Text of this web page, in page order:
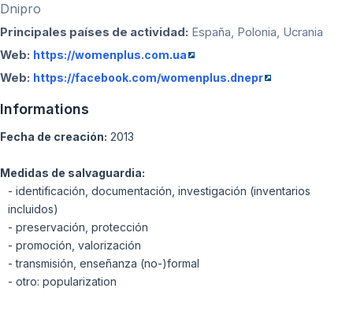
Dnipro
Principales países de actividad: España, Polonia, Ucrania
Web: https://womenplus.com.ua
Web: https://facebook.com/womenplus.dnepr
Informations
Fecha de creación: 2013
Medidas de salvaguardia:
- identificación, documentación, investigación (inventarios
incluidos)
- preservación, protección
- promoción, valorización
- transmisión, enseñanza (no-)formal
- otro: popularization